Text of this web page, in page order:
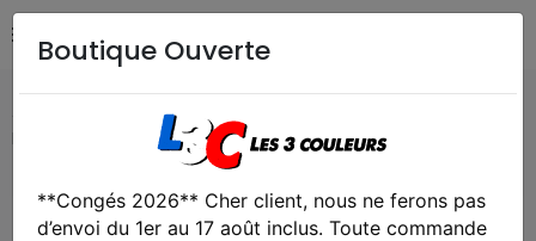
Airsoft / Paintball
Masque dye i5 thermal emerald black lime 2.0
Exclusivité web !
Boutique Ouverte
**Congés 2026** Cher client, nous ne ferons pas
d’envoi du 1er au 17 août inclus. Toute commande